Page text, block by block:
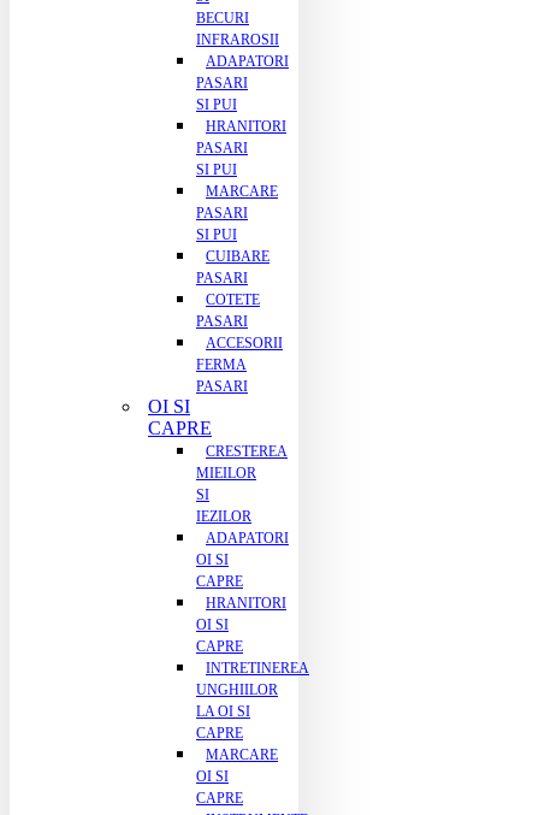
BECURI
INFRAROSII
ADAPATORI
PASARI
SI PUI
HRANITORI
PASARI
SI PUI
MARCARE
PASARI
SI PUI
CUIBARE
PASARI
COTETE
PASARI
ACCESORII
FERMA
PASARI
OI SI
CAPRE
CRESTEREA
MIEILOR
SI
IEZILOR
ADAPATORI
OI SI
CAPRE
HRANITORI
OI SI
CAPRE
INTRETINEREA
UNGHIILOR
LA OI SI
CAPRE
MARCARE
OI SI
CAPRE